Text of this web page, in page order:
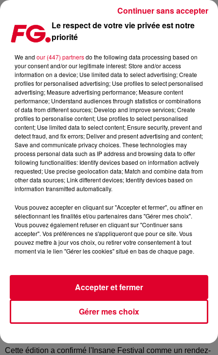
INSANE FESTIVAL (8 AU 11 JUILLET 2024)
Publié : 2 janvier 2025 à 10h58 par Alexandre MAZERE
L'Insane Festival 2024 s'est déroulé du 8 au 11 mai à Apt,
dans le sud de la France, offrant une programmation riche
en musique électronique.
Parmi les artistes électro notables présents lors de cette
édition, on peut citer :
mélodiques, il a séduit le public avec ses performances
envoûtantes.
Acid Arab : le duo a fusionné rythmes orientaux et sonorités
électroniques, offrant une expérience musicale unique.
Le festival s'est distingué par sa diversité musicale,
proposant plusieurs scènes thématiques dédiées à
différents genres électroniques, notamment la techno, la
Cette édition a confirmé l'Insane Festival comme un rendez-
Le respect de votre vie privée est notre
priorité
We and our (447) partnersdo the following data processing based on
your consent and/or our legitimate interest: Store and/or access
information on a device; Use limited data to select advertising; Create
profiles for personalised advertising; Use profiles to select personalised
advertising; Measure advertising performance; Measure content
performance; Understand audiences through statistics or combinations
of data from different sources; Develop and improve services; Create
profiles to personalise content; Use profiles to select personalised
content; Use limited data to select content; Ensure security, prevent and
detect fraud, and fix errors; Deliver and present advertising and content;
Save and communicate privacy choices. These technologies may
process personal data such as IP address and browsing data to offer
following functionalities: Identify devices based on information actively
requested; Use precise geolocation data; Match and combine data from
other data sources; Link different devices; Identify devices based on
information transmitted automatically.
Vous pouvez accepter en cliquant sur "Accepter et fermer", ou affiner en
sélectionnant les finalités et/ou partenaires dans "Gérer mes choix".
Vous pouvez également refuser en cliquant sur "Continuer sans
accepter". Vos préférences ne s'appliqueront que pour ce site. Vous
pouvez mettre à jour vos choix, ou retirer votre consentement à tout
moment via le lien "Gérer les cookies" situé en bas de chaque page.
Gérer mes choix
Accepter et fermer
Continuer sans accepter